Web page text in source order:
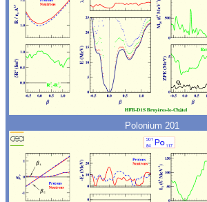
Polonium 201